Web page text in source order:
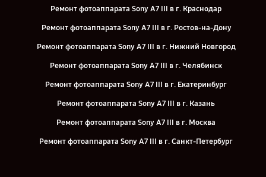
Ремонт фотоаппарата Sony A7 III в г. Краснодар
Ремонт фотоаппарата Sony A7 III в г. Ростов-на-Дону
Ремонт фотоаппарата Sony A7 III в г. Нижний Новгород
Ремонт фотоаппарата Sony A7 III в г. Челябинск
Ремонт фотоаппарата Sony A7 III в г. Екатеринбург
Ремонт фотоаппарата Sony A7 III в г. Казань
Ремонт фотоаппарата Sony A7 III в г. Москва
Ремонт фотоаппарата Sony A7 III в г. Санкт-Петербург